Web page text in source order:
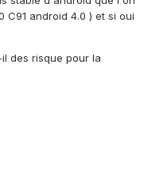
android 4.0 ) et si oui
des risque pour la